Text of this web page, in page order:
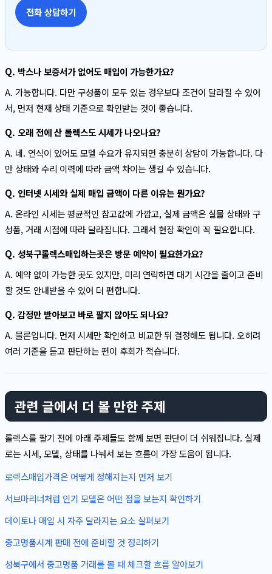
전화 상담하기
Q. 박스나 보증서가 없어도 매입이 가능한가요?
A. 가능합니다. 다만 구성품이 모두 있는 경우보다 조건이 달라질 수 있어
서, 먼저 현재 상태 기준으로 확인받는 것이 좋습니다.
Q. 오래 전에 산 롤렉스도 시세가 나오나요?
A. 네. 연식이 있어도 모델 수요가 유지되면 충분히 상담이 가능합니다. 다
만 상태와 수리 이력에 따라 금액 차이는 생길 수 있습니다.
Q. 인터넷 시세와 실제 매입 금액이 다른 이유는 뭔가요?
A. 온라인 시세는 평균적인 참고값에 가깝고, 실제 금액은 실물 상태와 구
성품, 거래 시점에 따라 달라집니다. 그래서 현장 확인이 꼭 필요합니다.
Q. 성북구롤렉스매입하는곳은 방문 예약이 필요한가요?
A. 예약 없이 가능한 곳도 있지만, 미리 연락하면 대기 시간을 줄이고 준비
할 것도 안내받을 수 있어 더 편합니다.
Q. 감정만 받아보고 바로 팔지 않아도 되나요?
A. 물론입니다. 먼저 시세만 확인하고 비교한 뒤 결정해도 됩니다. 오히려
여러 기준을 듣고 판단하는 편이 후회가 적습니다.
관련 글에서 더 볼 만한 주제
롤렉스를 팔기 전에 아래 주제들도 함께 보면 판단이 더 쉬워집니다. 실제
로는 시세, 모델, 상태를 나눠서 보는 흐름이 가장 도움이 됩니다.
로렉스매입가격은 어떻게 정해지는지 먼저 보기
서브마리너처럼 인기 모델은 어떤 점을 보는지 확인하기
데이토나 매입 시 자주 달라지는 요소 살펴보기
중고명품시계 판매 전에 준비할 것 정리하기
성북구에서 중고명품 거래를 볼 때 체크할 흐름 알아보기